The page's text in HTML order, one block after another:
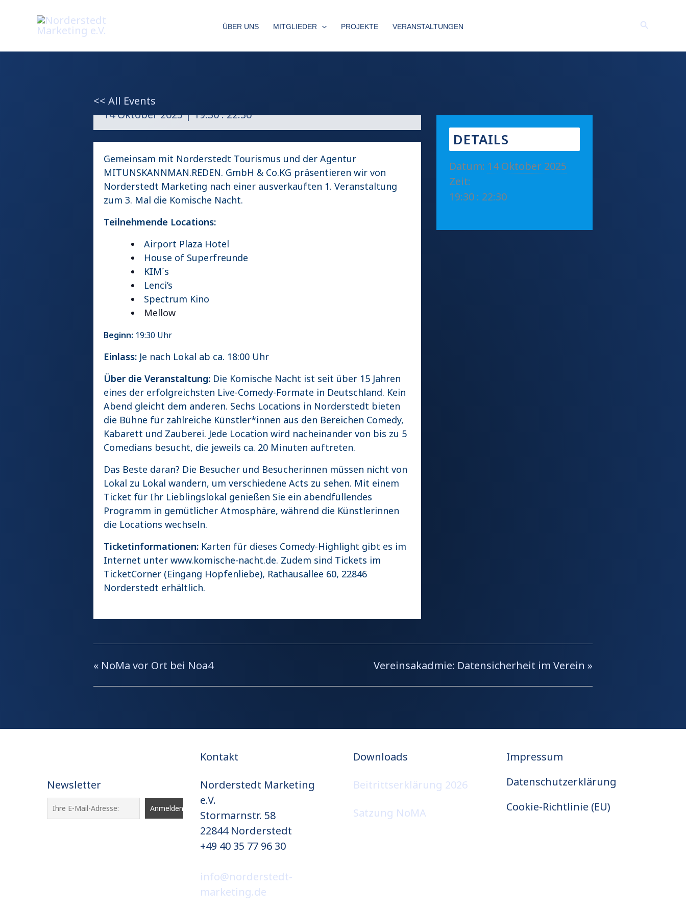
springen
ÜBER UNS MITGLIEDER PROJEKTE VERANSTALTUNGEN Suchen
<< All Events
3. Komische Nacht Comedy Marathon
14 Oktober 2025 | 19:30:22:30
Gemeinsam mit Norderstedt Tourismus und der Agentur
MITUNSKANNMAN.REDEN. GmbH & Co.KG präsentieren wir von
Norderstedt Marketing nach einer ausverkauften 1. Veranstaltung
zum 3. Mal die Komische Nacht.
Teilnehmende Locations:
Airport Plaza Hotel
House of Superfreunde
KIM´s
Lenci’s
Spectrum Kino
Mellow
Beginn: 19:30 Uhr
Einlass: Je nach Lokal ab ca. 18:00 Uhr
Über die Veranstaltung: Die Komische Nacht ist seit über 15 Jahren
eines der erfolgreichsten Live-Comedy-Formate in Deutschland. Kein
Abend gleicht dem anderen. Sechs Locations in Norderstedt bieten
die Bühne für zahlreiche Künstler*innen aus den Bereichen Comedy,
Kabarett und Zauberei. Jede Location wird nacheinander von bis zu 5
Comedians besucht, die jeweils ca. 20 Minuten auftreten.
Das Beste daran? Die Besucher und Besucherinnen müssen nicht von
Lokal zu Lokal wandern, um verschiedene Acts zu sehen. Mit einem
Ticket für Ihr Lieblingslokal genießen Sie ein abendfüllendes
Programm in gemütlicher Atmosphäre, während die Künstlerinnen
die Locations wechseln.
Ticketinformationen: Karten für dieses Comedy-Highlight gibt es im
Internet unter www.komische-nacht.de. Zudem sind Tickets im
TicketCorner (Eingang Hopfenliebe), Rathausallee 60, 22846
Norderstedt erhältlich.
DETAILS
Datum: 14 Oktober 2025
Zeit:
19:30 : 22:30
« NoMa vor Ort bei Noa4 Vereinsakadmie: Datensicherheit im Verein »
Newsletter
Kontakt
Norderstedt Marketing
e.V.
Stormarnstr. 58
22844 Norderstedt
+49 40 35 77 96 30
info@norderstedt-
marketing.de
Downloads
Beitrittserklärung 2026
Satzung NoMA
Impressum
Datenschutzerklärung
Cookie-Richtlinie (EU)